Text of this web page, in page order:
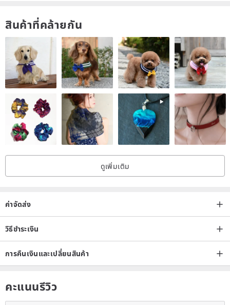
สินค้าที่คล้ายกัน
ดูเพิ่มเติม
ค่าจัดส่ง
วิธีชำระเงิน
การคืนเงินและเปลี่ยนสินค้า
คะแนนรีวิว